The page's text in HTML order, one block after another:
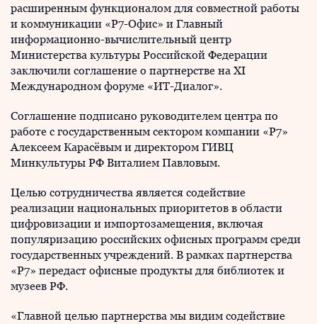
расширенным функционалом для совместной работы
и коммуникации «Р7-Офис» и Главный
информационно-вычислительный центр
Министерства культуры Российской Федерации
заключили соглашение о партнерстве на XI
Международном форуме «ИТ-Диалог».
Соглашение подписано руководителем центра по
работе с государственным сектором компании «Р7»
Алексеем Карасёвым и директором ГИВЦ
Минкультуры РФ Виталием Павловым.
Целью сотрудничества является содействие
реализации национальных приоритетов в области
цифровизации и импортозамещения, включая
популяризацию российских офисных программ среди
государственных учреждений. В рамках партнерства
«Р7» передаст офисные продукты для библиотек и
музеев РФ.
«Главной целью партнерства мы видим содействие